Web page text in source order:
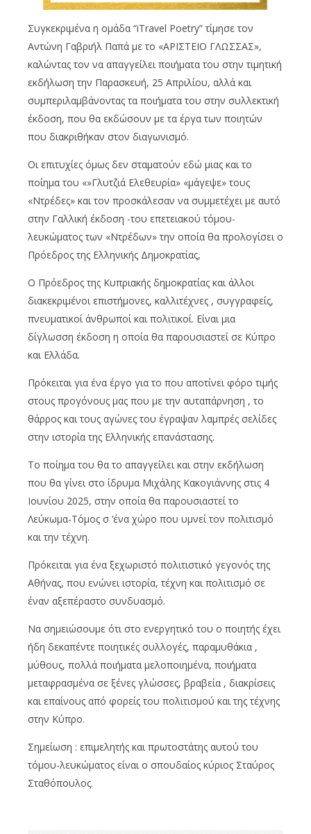
Συγκεκριμένα η ομάδα “iTravel Poetry” τίμησε τον
Αντώνη Γαβριήλ Παπά με το «ΑΡΙΣΤΕΙΟ ΓΛΩΣΣΑΣ»,
καλώντας τον να απαγγείλει ποιήματα του στην τιμητική
εκδήλωση την Παρασκευή, 25 Απριλίου, αλλά και
συμπεριλαμβάνοντας τα ποιήματα του στην συλλεκτική
έκδοση, που θα εκδώσουν με τα έργα των ποιητών
που διακριθήκαν στον διαγωνισμό.
Οι επιτυχίες όμως δεν σταματούν εδώ μιας και το
ποίημα του «»Γλυτζιά Ελεθευρία» «μάγεψε» τους
«Ντρέδες» και τον προσκάλεσαν να συμμετέχει με αυτό
στην Γαλλική έκδοση -του επετειακού τόμου-
λευκώματος των «Ντρέδων» την οποία θα προλογίσει ο
Πρόεδρος της Ελληνικής Δημοκρατίας,
Ο Πρόεδρος της Κυπριακής δημοκρατίας και άλλοι
διακεκριμένοι επιστήμονες, καλλιτέχνες , συγγραφείς,
πνευματικοί άνθρωποί και πολιτικοί. Είναι μια
δίγλωσση έκδοση η οποία θα παρουσιαστεί σε Κύπρο
και Ελλάδα.
Πρόκειται για ένα έργο για το που αποτίνει φόρο τιμής
στους προγόνους μας που με την αυταπάρνηση , το
θάρρος και τους αγώνες του έγραψαν λαμπρές σελίδες
στην ιστορία της Ελληνικής επανάστασης.
Το ποίημα του θα το απαγγείλει και στην εκδήλωση
που θα γίνει στο ίδρυμα Μιχάλης Κακογιάννης στις 4
Ιουνίου 2025, στην οποία θα παρουσιαστεί το
Λεύκωμα-Τόμος σ ’ένα χώρο που υμνεί τον πολιτισμό
και την τέχνη.
Πρόκειται για ένα ξεχωριστό πολιτιστικό γεγονός της
Αθήνας, που ενώνει ιστορία, τέχνη και πολιτισμό σε
έναν αξεπέραστο συνδυασμό.
Να σημειώσουμε ότι στο ενεργητικό του ο ποιητής έχει
ήδη δεκαπέντε ποιητικές συλλογές, παραμυθάκια ,
μύθους, πολλά ποιήματα μελοποιημένα, ποιήματα
μεταφρασμένα σε ξένες γλώσσες, βραβεία , διακρίσεις
και επαίνους από φορείς του πολιτισμού και της τέχνης
στην Κύπρο.
Σημείωση : επιμελητής και πρωτοστάτης αυτού του
τόμου-λευκώματος είναι ο σπουδαίος κύριος Σταύρος
Σταθόπουλος.